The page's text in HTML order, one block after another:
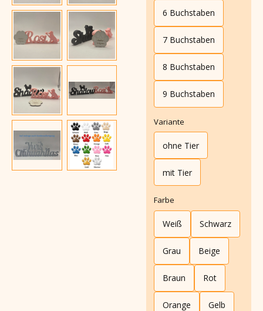
6 Buchstaben
7 Buchstaben
8 Buchstaben
9 Buchstaben
Variante
ohne Tier
mit Tier
Farbe
Weiß Schwarz
Grau Beige
Braun Rot
Orange Gelb